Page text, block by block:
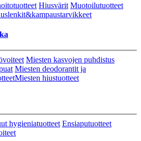
Hiusvärit Muotoilutuotteet
Miesten kasvojen puhdistus
Miesten deodorantit ja
Miesten hiustuotteet
hygieniatuotteet Ensiaputuotteet